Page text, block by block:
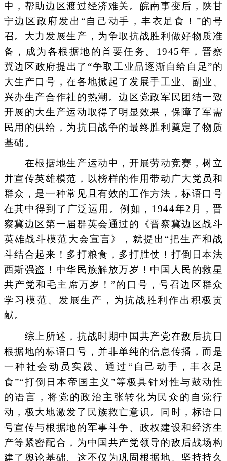
中，帮助边区渡过经济难关。皖南事变后，陕甘
宁边区政府发出“自己动手，丰衣足食！”的号
召。大力发展生产，为争取抗战胜利做好物质准
备，成为各根据地的首要任务。1945年，晋察
冀边区政府提出了“争取工业品逐渐自给自足”的
大生产口号，在各地掀起了发展手工业、副业、
兴办生产合作社的热潮。边区党政军民团结一致
开展的大生产运动取得了明显效果，保障了军需
民用的供给，为抗日战争的最终胜利奠定了物质
基础。
在根据地生产运动中，开展劳动竞赛，树立
并宣传英雄模范，以榜样的作用带动广大党员和
群众，是一种常见且有效的工作方法，标语口号
在其中得到了广泛运用。例如，1944年2月，晋
察冀边区第一届群英会通过的《晋察冀边区战斗
英雄战斗模范大会宣言》，就提出“把生产和战
斗结合起来！多打粮食，多打胜仗！打倒日本法
西斯强盗！中华民族解放万岁！中国人民的救星
共产党和毛主席万岁！”的口号，号召边区群众
学习模范、发展生产，为抗战胜利作出积极贡
献。
综上所述，抗战时期中国共产党在敌后抗日
根据地的标语口号，并非单纯的信息传播，而是
一种社会动员实践。通过“自己动手，丰衣足
食”“打倒日本帝国主义”等极具针对性与鼓动性
的语言，将党的政治主张转化为民众的自觉行
动，极大地激发了民族救亡意识。同时，标语口
号宣传与根据地的军事斗争、政权建设和经济生
产等紧密配合，为中国共产党领导的敌后战场构
建了舆论基础。这不仅为巩固根据地、坚持持久